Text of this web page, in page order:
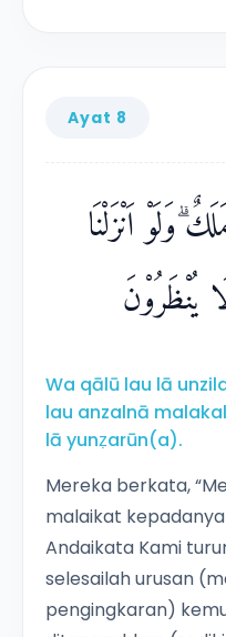
Ayat 8
ۗوَلَوْ اَنْزَلْنَا
يُنْظَرُوْنَ
Wa qālū lau lā
lau anzalnā
lā yunẓarūn(a).
Mereka berkata,
malaikat
Andaikata Kami
selesailah urusan
pengingkaran)